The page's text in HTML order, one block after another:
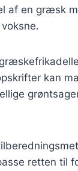
af en græsk
kan
retten til